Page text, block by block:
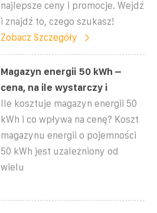
najlepsze ceny i promocje. Wejdź
i znajdź to, czego szukasz!
Zobacz Szczegóły
Magazyn energii 50 kWh –
cena, na ile wystarczy i
Ile kosztuje magazyn energii 50
kWh i co wpływa na cenę? Koszt
magazynu energii o pojemności
50 kWh jest uzależniony od
wielu